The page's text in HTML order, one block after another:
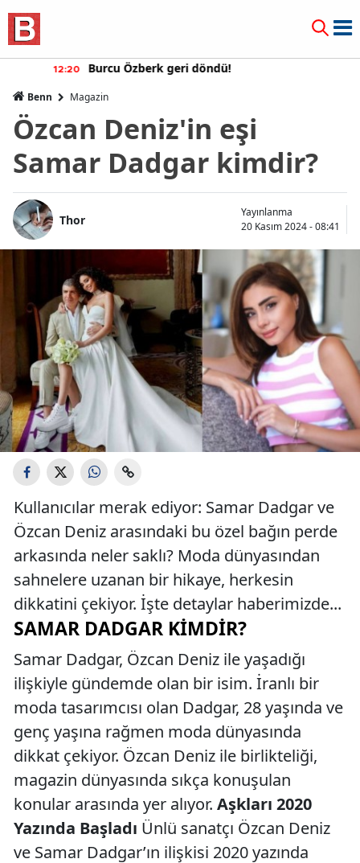
Burcu Özberk geri döndü!
Benn Magazin
Özcan Deniz'in eşi
Samar Dadgar kimdir?
Thor
Yayınlanma
20 Kasım 2024 - 08:41
Kullanıcılar merak ediyor: Samar Dadgar ve
Özcan Deniz arasındaki bu özel bağın perde
arkasında neler saklı? Moda dünyasından
sahnelere uzanan bir hikaye, herkesin
dikkatini çekiyor. İşte detaylar haberimizde...
SAMAR DADGAR KIMDIR?
Samar Dadgar, Özcan Deniz ile yaşadığı
ilişkiyle gündemde olan bir isim. İranlı bir
moda tasarımcısı olan Dadgar, 28 yaşında ve
genç yaşına rağmen moda dünyasında
dikkat çekiyor. Özcan Deniz ile birlikteliği,
magazin dünyasında sıkça konuşulan
konular arasında yer alıyor. Aşkları 2020
Yazında Başladı Ünlü sanatçı Özcan Deniz
ve Samar Dadgar’ın ilişkisi 2020 yazında